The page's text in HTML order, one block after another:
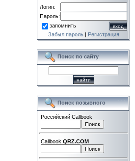
Логин:
Пароль:
запомнить
Забыл пароль| Регистрация
Поиск по сайту
Поиск позывного
Российский Callbook
Callbook QRZ.COM